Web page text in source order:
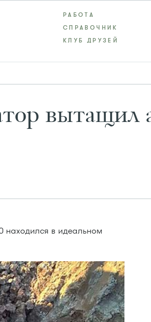
РАБОТА
СПРАВОЧНИК
КЛУБ ДРУЗЕЙ
находился в идеальном